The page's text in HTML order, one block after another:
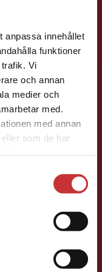
anpassa innehållet
funktioner
Vi
och annan
medier och
med.
med annan
som de har
Sverige.
Sverige. För
och